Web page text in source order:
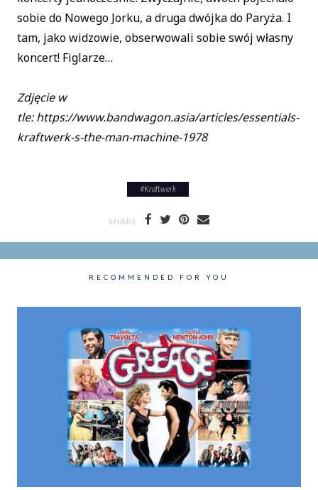
sobie do Nowego Jorku, a druga dwójka do Paryża. I
tam, jako widzowie, obserwowali sobie swój własny
koncert! Figlarze…
Zdjęcie w
tle: https://www.bandwagon.asia/articles/essentials-
kraftwerk-s-the-man-machine-1978
#Kraftwerk
SHARE
RECOMMENDED FOR YOU